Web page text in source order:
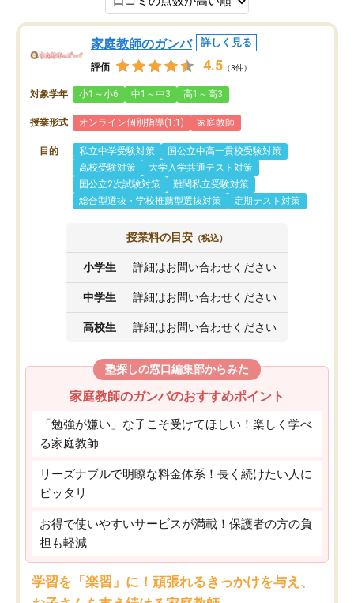
家庭教師のガンバ 詳しく見る
評価 4.5 （3件）
対象学年 小1～小6 中1～中3 高1～高3
授業形式 オンライン個別指導(1:1) 家庭教師
目的 私立中学受験対策
国公立中高一貫校受験対策
高校受験対策
大学入学共通テスト対策
国公立2次試験対策
難関私立受験対策
総合型選抜・学校推薦型選抜対策
定期テスト対策
授業料の目安 （税込）
小学生 詳細はお問い合わせください
中学生 詳細はお問い合わせください
高校生 詳細はお問い合わせください
塾探しの窓口編集部からみた
家庭教師のガンバのおすすめポイント
「勉強が嫌い」な子こそ受けてほしい！楽しく学べ
る家庭教師
リーズナブルで明瞭な料金体系！長く続けたい人に
ピッタリ
お得で使いやすいサービスが満載！保護者の方の負
担も軽減
学習を「楽習」に！頑張れるきっかけを与え、